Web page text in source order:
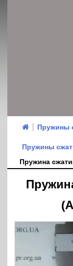
Пружины
Пружины
Пружина